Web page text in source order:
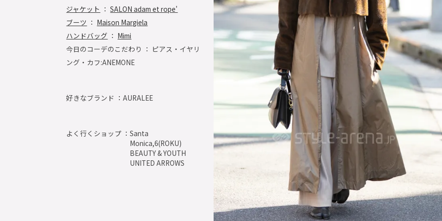
ジャケット ：SALON adam et rope'
ブーツ ： Maison Margiela
ハンドバッグ ： Mimi
今日のコーデのこだわり ： ピアス・イヤリ
ング・カフ:ANEMONE
好きなブランド ：AURALEE
よく行くショップ ：Santa
Monica,6(ROKU)
BEAUTY & YOUTH
UNITED ARROWS